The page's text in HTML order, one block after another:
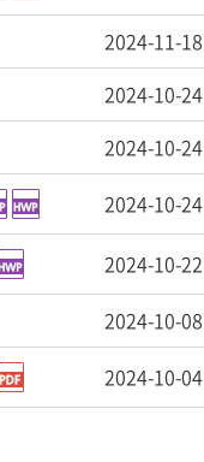
2024-11-18
2024-10-24
2024-10-24
2024-10-24
2024-10-22
2024-10-08
2024-10-04